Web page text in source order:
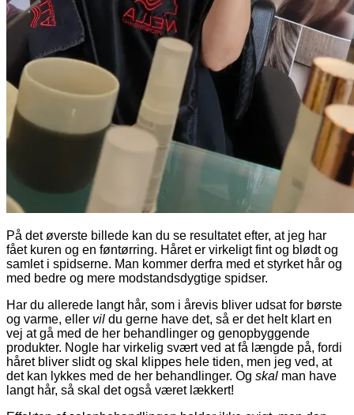
På det øverste billede kan du se resultatet efter, at jeg har
fået kuren og en føntørring. Håret er virkeligt fint og blødt og
samlet i spidserne. Man kommer derfra med et styrket hår og
med bedre og mere modstandsdygtige spidser.
Har du allerede langt hår, som i årevis bliver udsat for børste
og varme, eller vil du gerne have det, så er det helt klart en
vej at gå med de her behandlinger og genopbyggende
produkter. Nogle har virkelig svært ved at få længde på, fordi
håret bliver slidt og skal klippes hele tiden, men jeg ved, at
det kan lykkes med de her behandlinger. Og skal man have
langt hår, så skal det også været lækkert!